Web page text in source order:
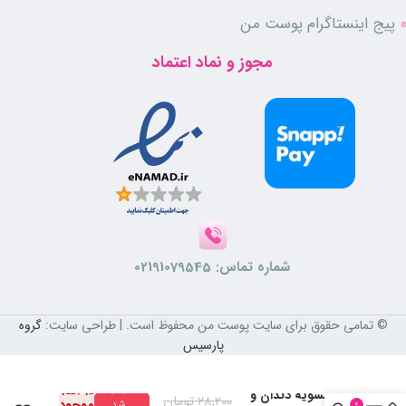
است.
ویژگی ها
آنتی اکسیدان
قابض و ترمیم کننده لثه
رفع حساسیت های دندانی
کاهش سرعت تشکیل پلاک و جرم دندان
مناسب استفاده روزانه
پیج اینستاگرام پوست من
مجوز و نماد اعتماد
شماره تماس: 02191079545
© تمامی حقوق برای سایت پوست من محفوظ است. | طراحی سایت:گروه
پارسیس
دهانشویه دندان و
در انبار